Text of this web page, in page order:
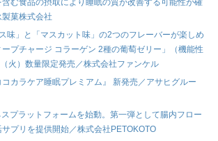
菓株式会社
味」と「マスカット味」の2つのフレーバーが楽しめ
プチャージ コラーゲン 2種の葡萄ゼリー」（機能性
火）数量限定発売／株式会社ファンケル
カラケア睡眠プレミアム』 新発売／アサヒグルー
プラットフォームを始動。第一弾として腸内フロー
プリを提供開始／株式会社PETOKOTO